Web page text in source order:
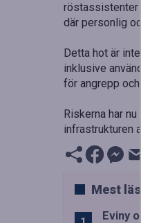
röstassistenter
där personlig
Detta hot är
inklusive
för angrepp
Riskerna har
infrastrukturen
Mest
Eviny